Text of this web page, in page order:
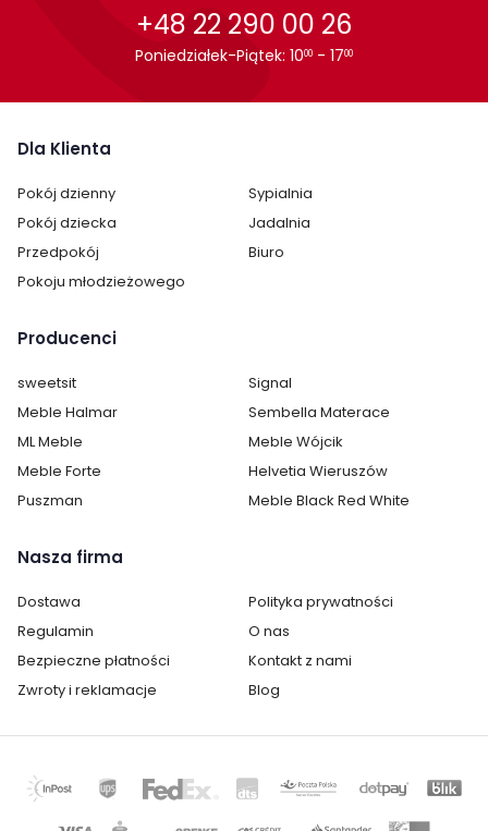
brak oświetlenia
Ilość wieszaków: 2
Rodzaj drzwi:
Kolor / wzór :
Szary
Wielokolorowy
+48 22 290 00 26
Poniedziałek-Piątek: 1000 - 1700
Dla Klienta
Pokój dzienny
Sypialnia
Pokój dziecka
Jadalnia
Przedpokój
Biuro
Pokoju młodzieżowego
Producenci
sweetsit
Signal
Meble Halmar
Sembella Materace
ML Meble
Meble Wójcik
Meble Forte
Helvetia Wieruszów
Puszman
Meble Black Red White
Nasza firma
Dostawa
Polityka prywatności
Regulamin
O nas
Bezpieczne płatności
Kontakt z nami
Zwroty i reklamacje
Blog